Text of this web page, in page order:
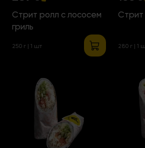
Стрит ролл с лососем
гриль
250 г | 1 шт
Стрит
280 г | 1